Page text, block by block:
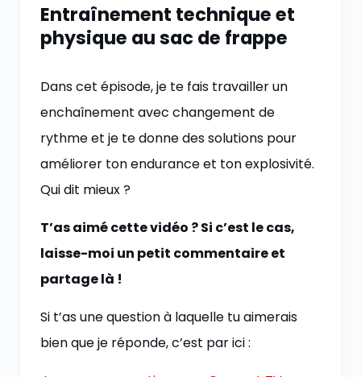
Entraînement technique et
physique au sac de frappe
Dans cet épisode, je te fais travailler un
enchaînement avec changement de
rythme et je te donne des solutions pour
améliorer ton endurance et ton explosivité.
Qui dit mieux ?
T’as aimé cette vidéo ? Si c’est le cas,
laisse-moi un petit commentaire et
partage là !
Si t’as une question à laquelle tu aimerais
bien que je réponde, c’est par ici :